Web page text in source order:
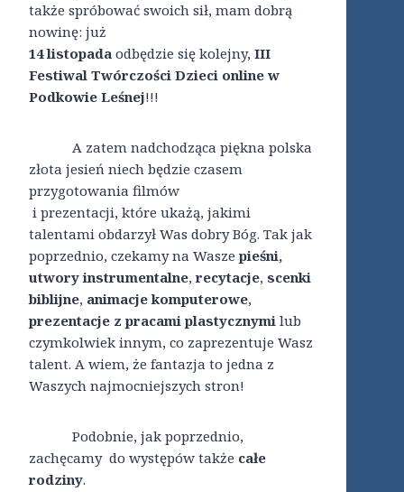
także spróbować swoich sił, mam dobrą
nowinę: już
14 listopada odbędzie się kolejny, III
Festiwal Twórczości Dzieci online w
Podkowie Leśnej!!!
A zatem nadchodząca piękna polska
złota jesień niech będzie czasem
przygotowania filmów
i prezentacji, które ukażą, jakimi
talentami obdarzył Was dobry Bóg. Tak jak
poprzednio, czekamy na Wasze pieśni,
utwory instrumentalne,recytacje, scenki
biblijne, animacje komputerowe,
prezentacje z pracami plastycznymi lub
czymkolwiek innym, co zaprezentuje Wasz
talent. A wiem, że fantazja to jedna z
Waszych najmocniejszych stron!
Podobnie, jak poprzednio,
zachęcamy do występów także całe
rodziny.